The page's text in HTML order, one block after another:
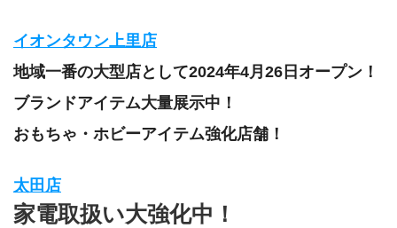
イオンタウン上里店
地域一番の大型店として2024年4月26日オープン！
ブランドアイテム大量展示中！
おもちゃ・ホビーアイテム強化店舗！
太田店
家電取扱い大強化中！